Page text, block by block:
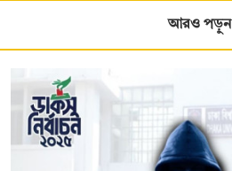
আরও পড়ুন